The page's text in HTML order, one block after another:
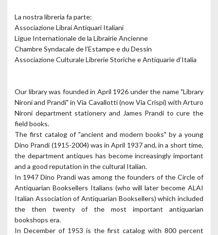
La nostra libreria fa parte:
Associazione Librai Antiquari Italiani
Ligue Internationale de la Librairie Ancienne
Chambre Syndacale de l’Estampe e du Dessin
Associazione Culturale Librerie Storiche e Antiquarie d’Italia
Our library was founded in April 1926 under the name "Library
Nironi and Prandi" in Via Cavallotti (now Via Crispi) with Arturo
Nironi department stationery and James Prandi to cure the
field books.
The first catalog of "ancient and modern books" by a young
Dino Prandi (1915-2004) was in April 1937 and, in a short time,
the department antiques has become increasingly important
and a good reputation in the cultural Italian.
In 1947 Dino Prandi was among the founders of the Circle of
Antiquarian Booksellers Italians (who will later become ALAI
Italian Association of Antiquarian Booksellers) which included
the then twenty of the most important antiquarian
bookshops era.
In December of 1953 is the first catalog with 800 percent